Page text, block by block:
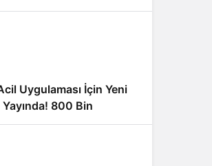
Destek
Uygulaması İçin Yeni
800 Bin